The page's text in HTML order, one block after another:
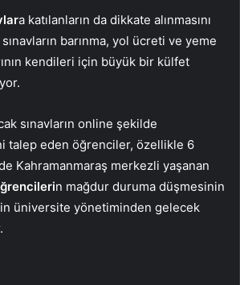
a katılanların da dikkate alınmasını
barınma, yol ücreti ve yeme
kendileri için büyük bir külfet
sınavların online şekilde
talep eden öğrenciler, özellikle 6
Kahramanmaraş merkezli yaşanan
n mağdur duruma düşmesinin
üniversite yönetiminden gelecek